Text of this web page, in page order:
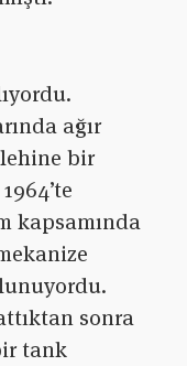
ağır
bir
kapsamında
sonra
tank